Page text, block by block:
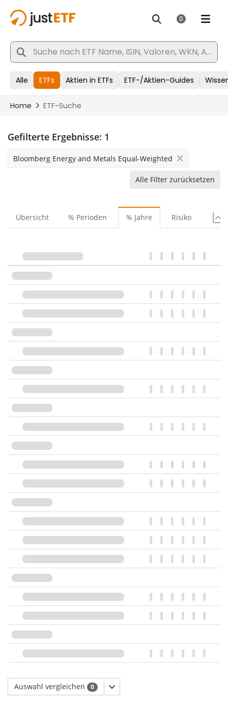
Gefilterte Ergebnisse: 1
Bloomberg Energy and Metals Equal-Weighted
Alle Filter zurücksetzen
Übersicht % Perioden % Jahre Risiko
Auswahl vergleichen 0